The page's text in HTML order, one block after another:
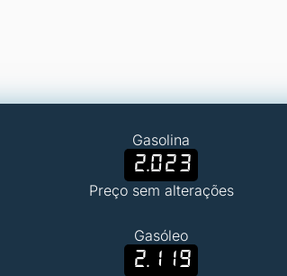
Gasolina
2.023
Preço sem alterações
Gasóleo
2.119